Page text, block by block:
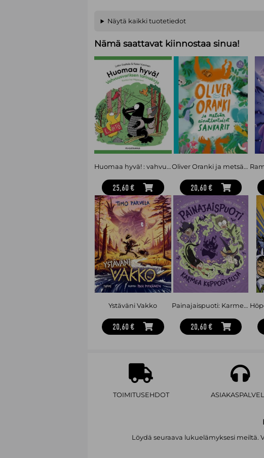
Näytä kaikki tuotetiedot
Nämä saattavat kiinnostaa sinua!
Huomaa hyvä! : vahvuusvariksen tarinakirja
25,60 €
Oliver Oranki ja metsän ainutlaatuiset sankarit
20,60 €
Ystäväni Vakko
20,60 €
Painajaispuoti: Karmea keppostelija
20,60 €
TOIMITUSEHDOT
Löydä seuraava lukuelämyksesi meiltä.